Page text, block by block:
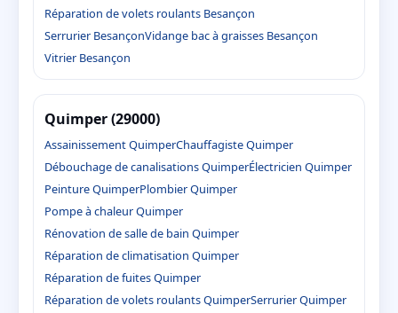
Réparation de volets roulants Besançon
Serrurier BesançonVidange bac à graisses Besançon
Vitrier Besançon
Quimper (29000)
Assainissement QuimperChauffagiste Quimper
Débouchage de canalisations QuimperÉlectricien Quimper
Peinture QuimperPlombier Quimper
Pompe à chaleur Quimper
Rénovation de salle de bain Quimper
Réparation de climatisation Quimper
Réparation de fuites Quimper
Réparation de volets roulants QuimperSerrurier Quimper